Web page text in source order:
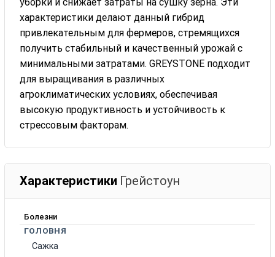
характеристики делают данный гибрид
привлекательным для фермеров, стремящихся
получить стабильный и качественный урожай с
минимальными затратами. GREYSTONE подходит
для выращивания в различных
агроклиматических условиях, обеспечивая
высокую продуктивность и устойчивость к
стрессовым факторам.
Характеристики Грейстоун
Болезни
ГОЛОВНЯ
Сажка